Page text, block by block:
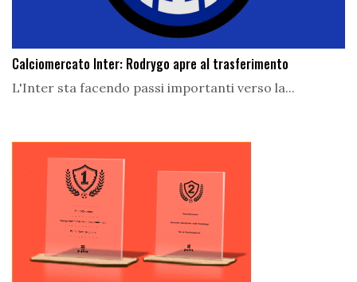
Calciomercato Inter: Rodrygo apre al trasferimento
L'Inter sta facendo passi importanti verso la...